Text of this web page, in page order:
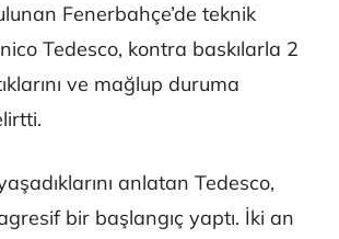
Fenerbahçe’de teknik
Tedesco, kontra baskılarla 2
ve mağlup duruma
anlatan Tedesco,
bir başlangıç yaptı. İki an